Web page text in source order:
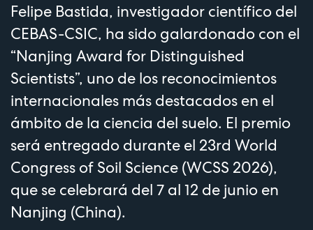
Felipe Bastida, investigador científico del
CEBAS-CSIC, ha sido galardonado con el
“Nanjing Award for Distinguished
Scientists”, uno de los reconocimientos
internacionales más destacados en el
ámbito de la ciencia del suelo. El premio
será entregado durante el 23rd World
Congress of Soil Science (WCSS 2026),
que se celebrará del 7 al 12 de junio en
Nanjing (China).